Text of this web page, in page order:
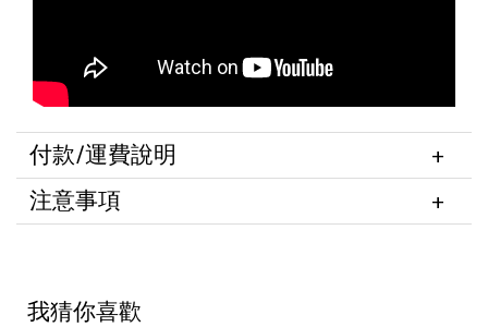
付款/運費說明
注意事項
我猜你喜歡